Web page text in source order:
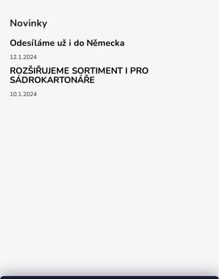
Novinky
Odesíláme už i do Německa
12.1.2024
ROZŠIŘUJEME SORTIMENT I PRO
SÁDROKARTONÁŘE
10.1.2024